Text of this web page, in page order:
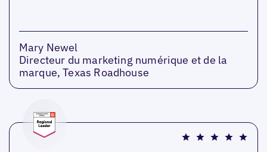
Mary Newel
Directeur du marketing numérique et de la
marque, Texas Roadhouse